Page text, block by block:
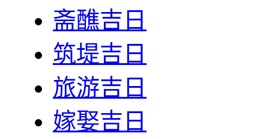
斋醮吉日
筑堤吉日
旅游吉日
嫁娶吉日